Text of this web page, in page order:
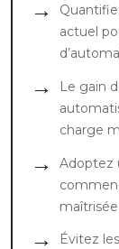
actuel
Le gain
charge
Adoptez
maîtrisée
Évitez